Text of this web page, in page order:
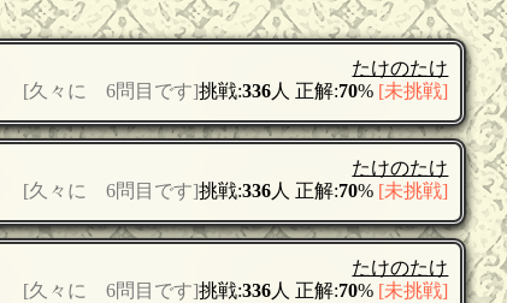
たけのたけ
挑戦:336人 正解:70% [未挑戦]
[久々に 6問目です]
たけのたけ
挑戦:336人 正解:70% [未挑戦]
[久々に 6問目です]
たけのたけ
挑戦:336人 正解:70% [未挑戦]
[久々に 6問目です]